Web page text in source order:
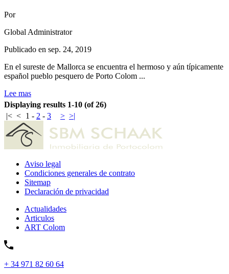
Por
Global Administrator
Publicado en sep. 24, 2019
En el sureste de Mallorca se encuentra el hermoso y aún típicamente
español pueblo pesquero de Porto Colom ...
Lee mas
Displaying results 1-10 (of 26)
|< < 1 - 2 - 3 > >|
Aviso legal
Condiciones generales de contrato
Sitemap
Declaración de privacidad
Actualidades
Articulos
ART Colom
+ 34 971 82 60 64